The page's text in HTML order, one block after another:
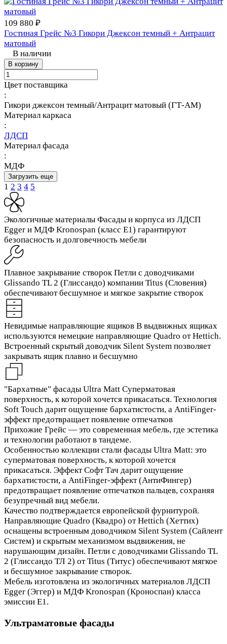
109 880 ₽
Гостиная Грейс №3 Гикори Джексон темный + Антрацит
матовый
В наличии
В корзину
Цвет поставщика
:
Гикори джексон темный/Антрацит матовый (ГТ-АМ)
Материал каркаса
:
ЛДСП
Материал фасада
:
МДФ
Загрузить еще
1 2 3 4 5
Экологичные материалы Фасады и корпуса из ЛДСП
Egger и МДФ Kronospan (класс Е1) гарантируют
безопасность и долговечность мебели
Плавное закрывание створок Петли с доводчиками
Glissando TL 2 (Глиссандо) компании Titus (Словения)
обеспечивают бесшумное и мягкое закрытие створок
Невидимые направляющие ящиков В выдвижных ящиках
используются немецкие направляющие Quadro от Hettich.
Встроенный скрытый доводчик Silent System позволяет
закрывать ящик плавно и бесшумно
"Бархатные" фасады Ultra Matt Суперматовая
поверхность, к которой хочется прикасаться. Технология
Soft Touch дарит ощущение бархатистости, а AntiFinger-
эффект предотвращает появление отпечатков
Прихожие Грейс — это современная мебель, где эстетика
и технологии работают в тандеме.
Особенностью коллекции стали фасады Ultra Matt: это
суперматовая поверхность, к которой хочется
прикасаться. Эффект Софт Тач дарит ощущение
бархатистости, а AntiFinger-эффект (АнтиФингер)
предотвращает появление отпечатков пальцев, сохраняя
безупречный вид мебели.
Качество подтверждается европейской фурнитурой.
Направляющие Quadro (Квадро) от Hettich (Хеттих)
оснащены встроенным доводчиком Silent System (Сайлент
Систем) и скрытым механизмом выдвижения, не
нарушающим дизайн. Петли с доводчиками Glissando TL
2 (Глиссандо ТЛ 2) от Titus (Титус) обеспечивают мягкое
и бесшумное закрывание створок.
Мебель изготовлена из экологичных материалов ЛДСП
Egger (Эггер) и МДФ Kronospan (Кроноспан) класса
эмиссии Е1.
Ультраматовые фасады